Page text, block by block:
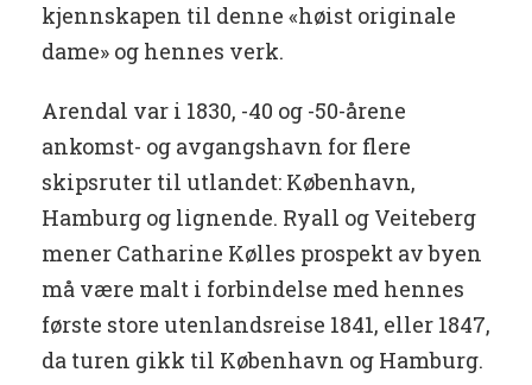
kjennskapen til denne «høist originale
dame» og hennes verk.
Arendal var i 1830, -40 og -50-årene
ankomst- og avgangshavn for flere
skipsruter til utlandet: København,
Hamburg og lignende. Ryall og Veiteberg
mener Catharine Kølles prospekt av byen
må være malt i forbindelse med hennes
første store utenlandsreise 1841, eller 1847,
da turen gikk til København og Hamburg.